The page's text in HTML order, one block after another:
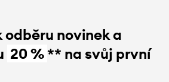
odběru novinek a
20 %** na svůj první